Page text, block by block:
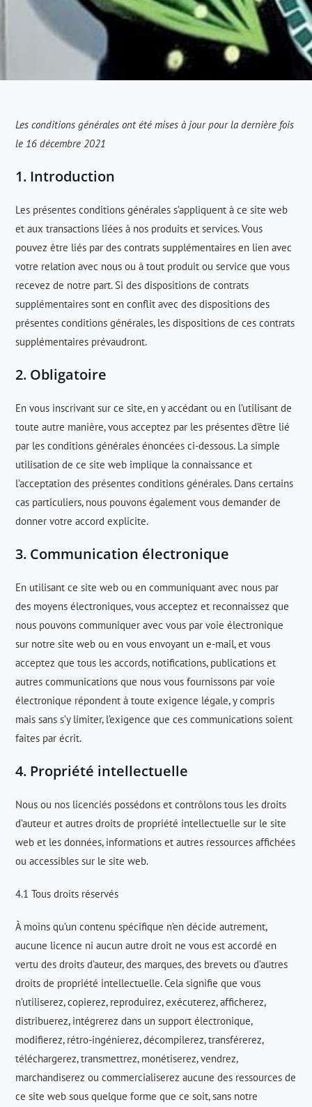
Les conditions générales ont été mises à jour pour la dernière fois
le 16 décembre 2021
1. Introduction
Les présentes conditions générales s’appliquent à ce site web
et aux transactions liées à nos produits et services. Vous
pouvez être liés par des contrats supplémentaires en lien avec
votre relation avec nous ou à tout produit ou service que vous
recevez de notre part. Si des dispositions de contrats
supplémentaires sont en conflit avec des dispositions des
présentes conditions générales, les dispositions de ces contrats
supplémentaires prévaudront.
2. Obligatoire
En vous inscrivant sur ce site, en y accédant ou en l’utilisant de
toute autre manière, vous acceptez par les présentes d’être lié
par les conditions générales énoncées ci-dessous. La simple
utilisation de ce site web implique la connaissance et
l’acceptation des présentes conditions générales. Dans certains
cas particuliers, nous pouvons également vous demander de
donner votre accord explicite.
3. Communication électronique
En utilisant ce site web ou en communiquant avec nous par
des moyens électroniques, vous acceptez et reconnaissez que
nous pouvons communiquer avec vous par voie électronique
sur notre site web ou en vous envoyant un e-mail, et vous
acceptez que tous les accords, notifications, publications et
autres communications que nous vous fournissons par voie
électronique répondent à toute exigence légale, y compris
mais sans s’y limiter, l’exigence que ces communications soient
faites par écrit.
4. Propriété intellectuelle
Nous ou nos licenciés possédons et contrôlons tous les droits
d’auteur et autres droits de propriété intellectuelle sur le site
web et les données, informations et autres ressources affichées
ou accessibles sur le site web.
4.1 Tous droits réservés
À moins qu’un contenu spécifique n’en décide autrement,
aucune licence ni aucun autre droit ne vous est accordé en
vertu des droits d’auteur, des marques, des brevets ou d’autres
droits de propriété intellectuelle. Cela signifie que vous
n’utiliserez, copierez, reproduirez, exécuterez, afficherez,
distribuerez, intégrerez dans un support électronique,
modifierez, rétro-ingénierez, décompilerez, transférerez,
téléchargerez, transmettrez, monétiserez, vendrez,
marchandiserez ou commercialiserez aucune des ressources de
ce site web sous quelque forme que ce soit, sans notre